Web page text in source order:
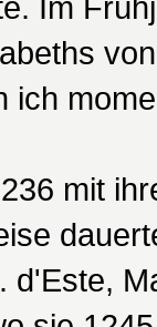
Im
ich
mit
d'Este,